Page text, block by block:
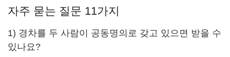
자주 묻는 질문 11가지
1) 경차를 두 사람이 공동명의로 갖고 있으면 받을 수
있나요?